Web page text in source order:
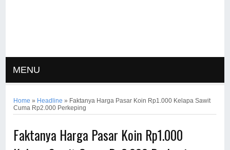
MENU
Home » Headline » Faktanya Harga Pasar Koin Rp1.000 Kelapa Sawit
Cuma Rp2.000 Perkeping
Faktanya Harga Pasar Koin Rp1.000